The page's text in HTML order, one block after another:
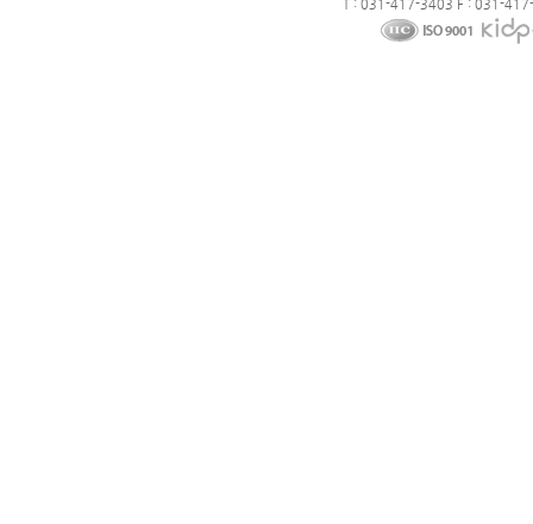
T : 031-417-3403 F : 031-